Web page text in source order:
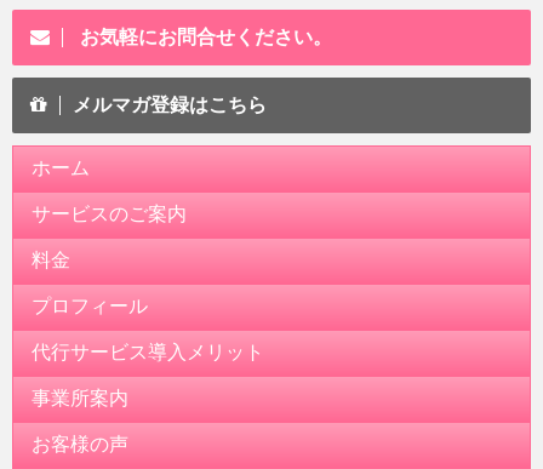
お気軽にお問合せください。
メルマガ登録はこちら
ホーム
サービスのご案内
料金
プロフィール
代行サービス導入メリット
事業所案内
お客様の声